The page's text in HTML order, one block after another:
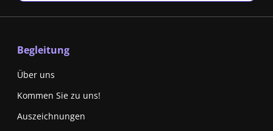
Begleitung
Über uns
Kommen Sie zu uns!
Auszeichnungen